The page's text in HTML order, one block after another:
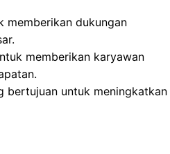
memberikan dukungan
memberikan karyawan
bertujuan untuk meningkatkan